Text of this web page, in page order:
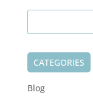
CATEGORIES
Blog